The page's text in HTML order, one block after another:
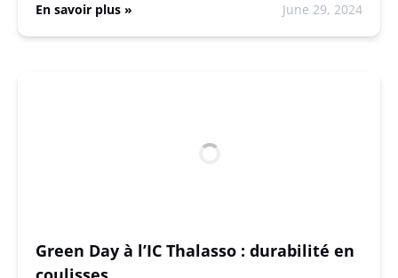
En savoir plus »
June 29, 2024
Green Day à l’IC Thalasso : durabilité en